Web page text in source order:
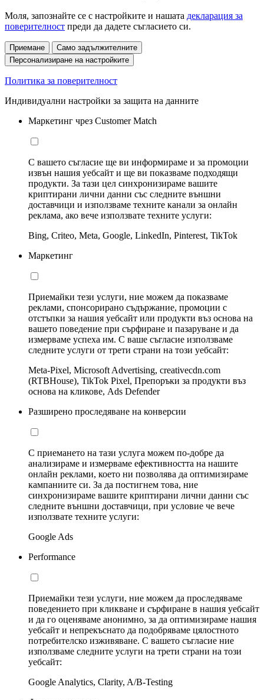
Моля, запознайте се с настройките и нашата декларация за
поверителност преди да дадете съгласието си.
Приемане
Само задължителните
Персонализиране на настройките
Политика за поверителност
Индивидуални настройки за защита на данните
Маркетинг чрез Customer Match
С вашето съгласие ще ви информираме и за промоции
извън нашия уебсайт и ще ви показваме подходящи
продукти. За тази цел синхронизираме вашите
криптирани лични данни със следните външни
доставчици и използваме техните канали за онлайн
реклама, ако вече използвате техните услуги:
Bing, Criteo, Meta, Google, LinkedIn, Pinterest, TikTok
Маркетинг
Приемайки тези услуги, ние можем да показваме
реклами, спонсорирано съдържание, промоции с
отстъпки за нашия уебсайт или продукти въз основа на
вашето поведение при сърфиране и пазаруване и да
измерваме успеха им. С ваше съгласие използваме
следните услуги от трети страни на този уебсайт:
Meta-Pixel, Microsoft Advertising, creativecdn.com
(RTBHouse), TikTok Pixel, Препоръки за продукти въз
основа на кликове, Ads Defender
Разширено проследяване на конверсии
С приемането на тази услуга можем по-добре да
анализираме и измерваме ефективността на нашите
онлайн реклами, което ни позволява да оптимизираме
кампаниите си. За да постигнем това, ние
синхронизираме вашите криптирани лични данни със
следните външни доставчици, при условие че вече
използвате техните услуги:
Google Ads
Performance
Приемайки тези услуги, ние можем да проследяваме
поведението при кликване и сърфиране в нашия уебсайт
и да го оценяваме анонимно, за да оптимизираме нашия
уебсайт и непрекъснато да подобряваме цялостното
потребителско изживяване. С вашето съгласие ние
използваме следните услуги на трети страни на този
уебсайт:
Google Analytics, Clarity, A/B-Testing